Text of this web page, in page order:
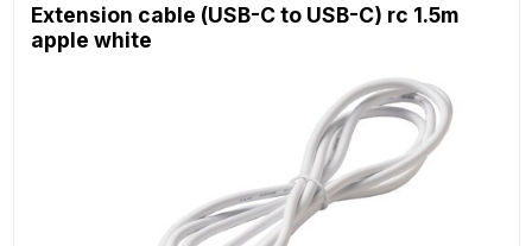
Extension cable (USB-C to USB-C) rc 1.5m
apple white